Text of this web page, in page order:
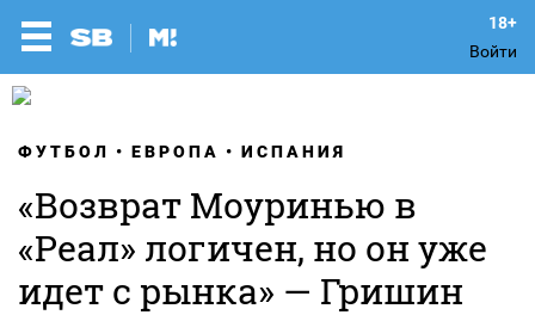
Войти
ФУТБОЛ ЕВРОПА ИСПАНИЯ
«Возврат Моуринью в
«Реал» логичен, но он уже
идет с рынка» — Гришин